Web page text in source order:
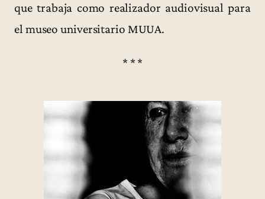
que trabaja como realizador audiovisual para
el museo universitario MUUA.
* * *